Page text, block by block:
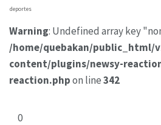
deportes
Warning: Undefined array key
/home/quebakan/public_html/
content/plugins/newsy-
reaction.phpon line342
0